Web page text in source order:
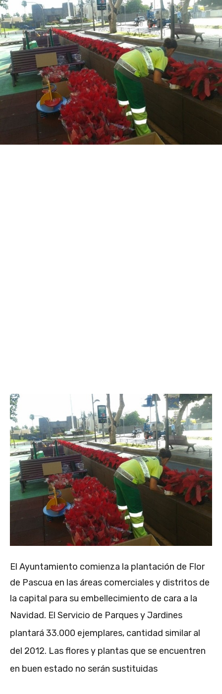
El Ayuntamiento comienza la plantación de Flor
de Pascua en las áreas comerciales y distritos de
la capital para su embellecimiento de cara a la
Navidad. El Servicio de Parques y Jardines
plantará 33.000 ejemplares, cantidad similar al
del 2012. Las flores y plantas que se encuentren
en buen estado no serán sustituidas